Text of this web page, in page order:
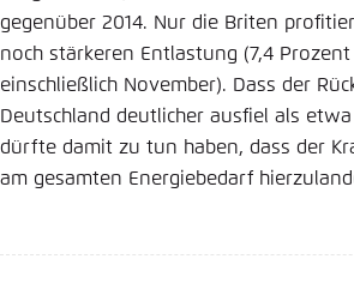
gegenüber 2014. Nur die Briten
noch stärkeren Entlastung (7,4 Prozent
einschließlich November). Dass der
Deutschland deutlicher ausfiel als
dürfte damit zu tun haben, dass der
am gesamten Energiebedarf